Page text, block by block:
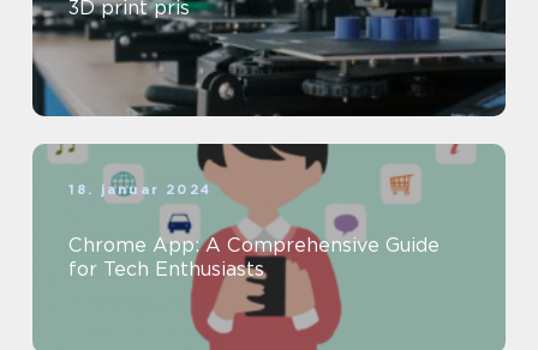
3D print pris
18. januar 2024
Chrome App: A Comprehensive Guide
for Tech Enthusiasts